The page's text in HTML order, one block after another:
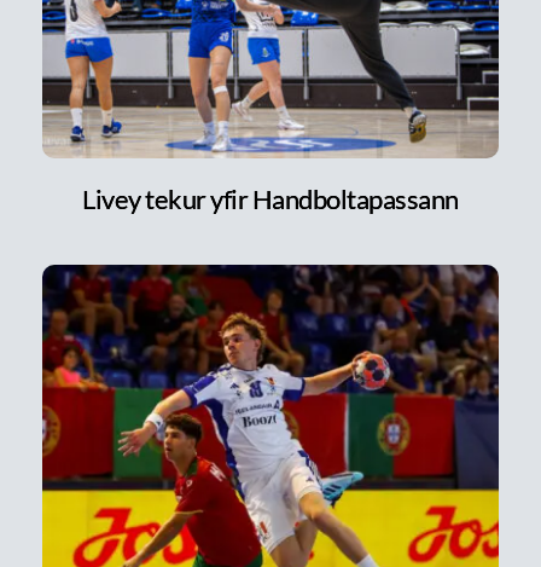
Livey tekur yfir Handboltapassann